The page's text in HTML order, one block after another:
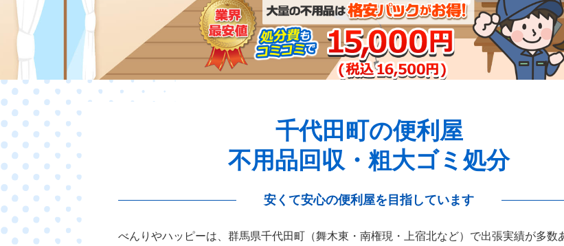
千代田町の便利屋
不用品回収・粗大ゴミ処分
安くて安心の便利屋を目指しています
べんりやハッピーは、群馬県千代田町（舞木東・南権現・上宿北など）で出張実績が多数